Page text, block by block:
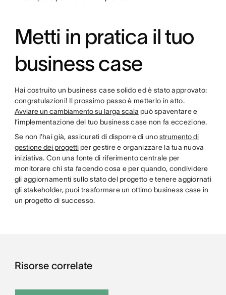
Metti in pratica il tuo
business case
Hai costruito un business case solido ed è stato approvato:
congratulazioni! Il prossimo passo è metterlo in atto.
Avviare un cambiamento su larga scala può spaventare e
l’implementazione del tuo business case non fa eccezione.
Se non l’hai già, assicurati di disporre di unostrumento di
gestione dei progettiper gestire e organizzare la tua nuova
iniziativa. Con una fonte di riferimento centrale per
monitorare chi sta facendo cosa e per quando, condividere
gli aggiornamenti sullo stato del progetto e tenere aggiornati
gli stakeholder, puoi trasformare un ottimo business case in
un progetto di successo.
Risorse correlate